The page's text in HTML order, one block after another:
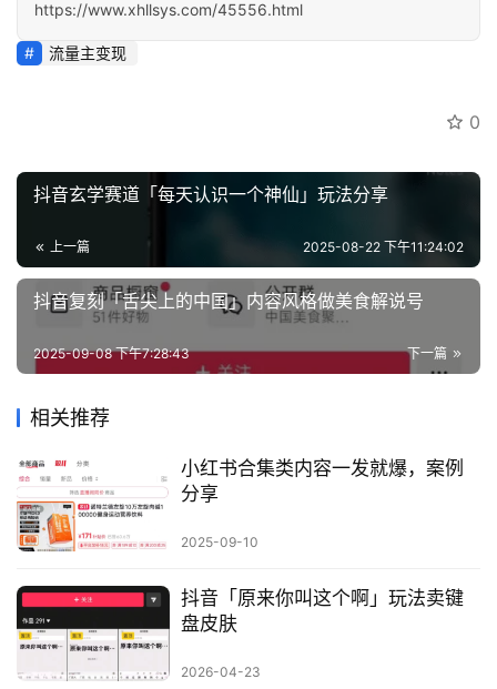
https://www.xhllsys.com/45556.html
流量主变现
0
抖音玄学赛道「每天认识一个神仙」玩法分享
上一篇 2025-08-22 下午11:24:02
抖音复刻「舌尖上的中国」内容风格做美食解说号
下一篇
2025-09-08 下午7:28:43
相关推荐
小红书合集类内容一发就爆，案例
分享
2025-09-10
抖音「原来你叫这个啊」玩法卖键
盘皮肤
2026-04-23